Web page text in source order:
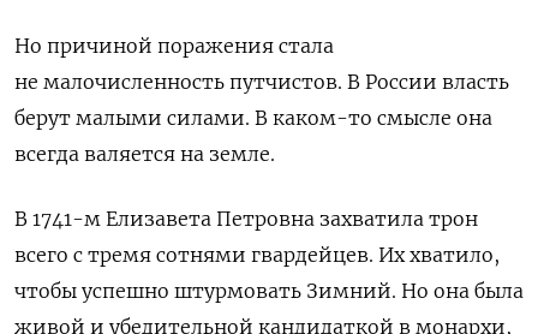
Но причиной поражения стала
не малочисленность путчистов. В России власть
берут малыми силами. В каком-то смысле она
всегда валяется на земле.
В 1741-м Елизавета Петровна захватила трон
всего с тремя сотнями гвардейцев. Их хватило,
чтобы успешно штурмовать Зимний. Но она была
живой и убедительной кандидаткой в монархи,